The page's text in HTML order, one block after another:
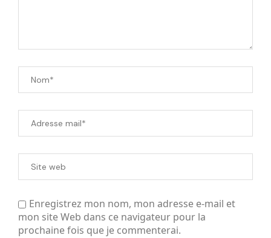
Enregistrez mon nom, mon adresse e-mail et
mon site Web dans ce navigateur pour la
prochaine fois que je commenterai.